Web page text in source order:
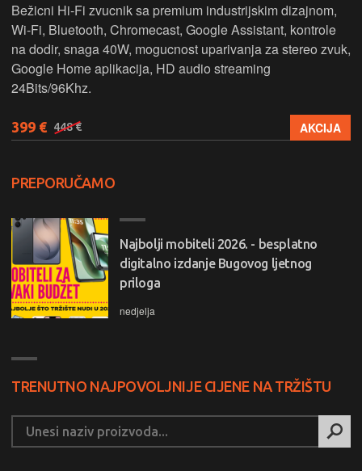
Bežicni Hi-Fi zvucnik sa premium industrijskim dizajnom,
Wi-Fi, Bluetooth, Chromecast, Google Assistant, kontrole
na dodir, snaga 40W, mogucnost uparivanja za stereo zvuk,
Google Home aplikacija, HD audio streaming
24Bits/96Khz.
399 € 448 € AKCIJA
PREPORUČAMO
Najbolji mobiteli 2026. - besplatno
digitalno izdanje Bugovog ljetnog
priloga
nedjelja
TRENUTNO NAJPOVOLJNIJE CIJENE NA TRŽIŠTU